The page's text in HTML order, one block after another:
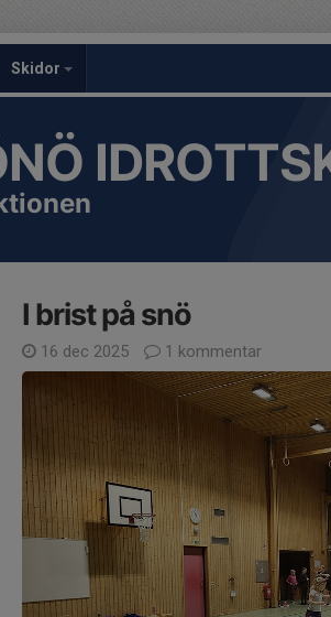
Skidor
I brist på snö
16 dec 2025 1 kommentar